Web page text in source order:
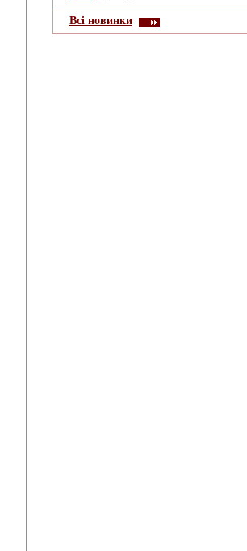
Всі новинки